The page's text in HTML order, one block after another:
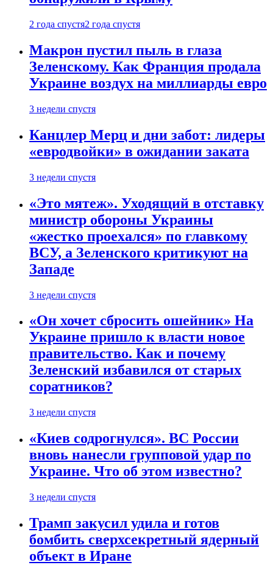
2 года спустя2 года спустя
Макрон пустил пыль в глаза
Зеленскому. Как Франция продала
Украине воздух на миллиарды евро
3 недели спустя
Канцлер Мерц и дни забот: лидеры
«евродвойки» в ожидании заката
3 недели спустя
«Это мятеж». Уходящий в отставку
министр обороны Украины
«жестко проехался» по главкому
ВСУ, а Зеленского критикуют на
Западе
3 недели спустя
«Он хочет сбросить ошейник» На
Украине пришло к власти новое
правительство. Как и почему
Зеленский избавился от старых
соратников?
3 недели спустя
«Киев содрогнулся». ВС России
вновь нанесли групповой удар по
Украине. Что об этом известно?
3 недели спустя
Трамп закусил удила и готов
бомбить сверхсекретный ядерный
объект в Иране